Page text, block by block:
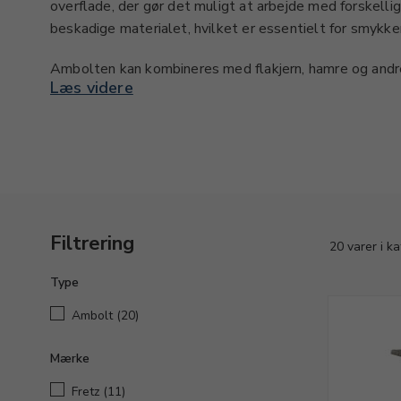
overflade, der gør det muligt at arbejde med
beskadige materialet, hvilket er essentielt for
Ambolten kan kombineres med flakjern, hamre og
ønskede former og finish på smykkedele. Den giver
Læs videre
Filtrering
Type
Ambolt (20)
Mærke
Fretz (11)
20 varer i